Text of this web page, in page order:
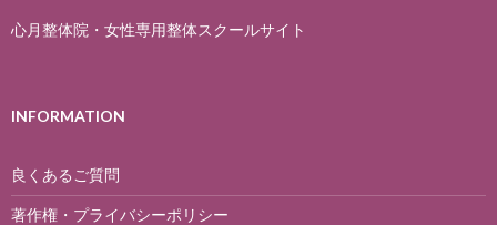
心月整体院・女性専用整体スクールサイト
INFORMATION
良くあるご質問
著作権・プライバシーポリシー